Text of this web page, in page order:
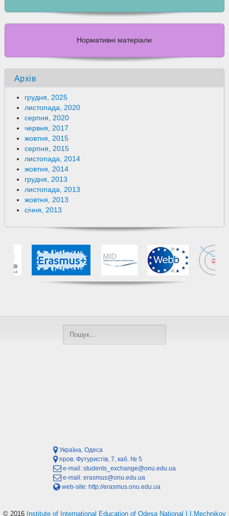
Нормативні матеріали
Архів
грудня, 2025
листопада, 2020
серпня, 2020
червня, 2017
жовтня, 2015
серпня, 2015
листопада, 2014
жовтня, 2014
грудня, 2013
листопада, 2013
жовтня, 2013
січня, 2013
Україна, Одеса
пров. Футуристів, 7, каб. № 5
e-mail: students_exchange@onu.edu.ua
e-mail: erasmus@onu.edu.ua
web-site: http://erasmus.onu.edu.ua
© 2016 Institute of International Education of Odesa National I.I.Mechnikov